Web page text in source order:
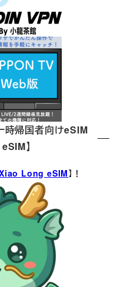
時帰国者向けeSIM
】
Long eSIM】！